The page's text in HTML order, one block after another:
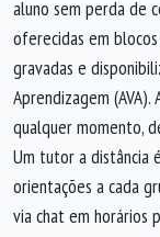
aluno sem perda de
oferecidas em
gravadas e
Aprendizagem
qualquer momento,
Um tutor a distância
orientações a cada
via chat em horários